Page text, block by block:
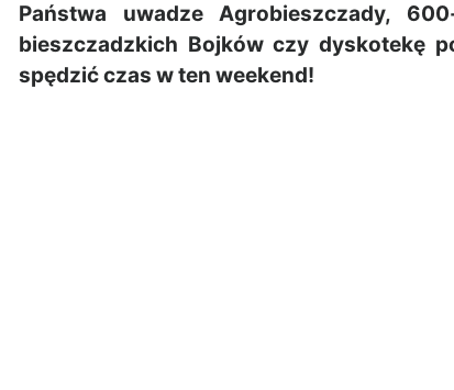
Państwa uwadze Agrobieszczady,
bieszczadzkich Bojków czy dyskotekę
spędzić czas w ten weekend!